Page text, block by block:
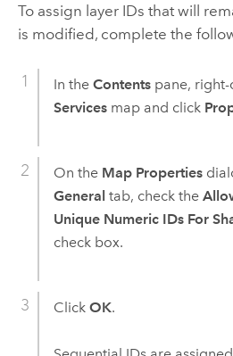
To assign layer IDs that will
is modified, complete the
In the Contentspane, right-
Servicesmap and click
On the Map Properties
General tab, check the
Unique Numeric IDs For
check box.
Click OK.